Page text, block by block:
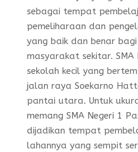
sebagai tempat
pemeliharaan dan
yang baik dan benar
masyarakat sekitar. SMA
sekolah kecil yang
jalan raya Soekarno
pantai utara. Untuk
memang SMA Negeri 1
dijadikan tempat
lahannya yang sempit